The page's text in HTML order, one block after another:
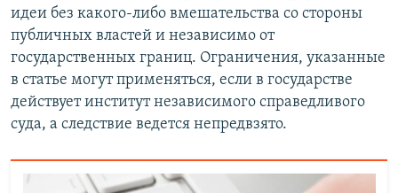
идеи без какого-либо вмешательства со стороны
публичных властей и независимо от
государственных границ. Ограничения, указанные
в статье могут применяться, если в государстве
действует институт независимого справедливого
суда, а следствие ведется непредвзято.